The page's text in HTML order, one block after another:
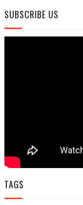
SUBSCRIBE US
TAGS